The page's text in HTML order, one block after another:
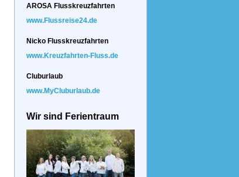
AROSA Flusskreuzfahrten
www.Flussreise24.de
Nicko Flusskreuzfahrten
www.Kreuzfahrten-Fluss.de
Cluburlaub
www.MyCluburlaub.de
Wir sind Ferientraum